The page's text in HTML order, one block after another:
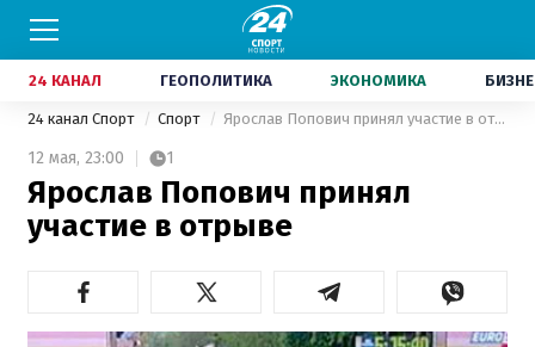
24 КАНАЛ ГЕОПОЛИТИКА ЭКОНОМИКА
24 канал Спорт Спорт Ярослав Попович принял участие в отрыве
12 мая, 23:00 1
Ярослав Попович принял
участие в отрыве